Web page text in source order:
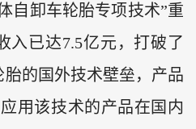
自卸车轮胎专项技术”重
入已达7.5亿元，打破了
的国外技术壁垒，产品
用该技术的产品在国内